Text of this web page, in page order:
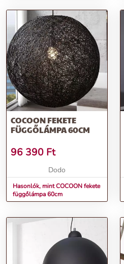
COCOON FEKETE
FÜGGŐLÁMPA 60CM
96 390 Ft
Dodo
Hasonlók, mint COCOON fekete
függőlámpa 60cm